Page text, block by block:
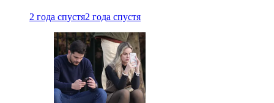
2 года спустя2 года спустя